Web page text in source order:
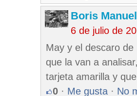
Boris
6 de julio de
May y el descaro de
que la van a
tarjeta amarilla y
0 · Me gusta · No